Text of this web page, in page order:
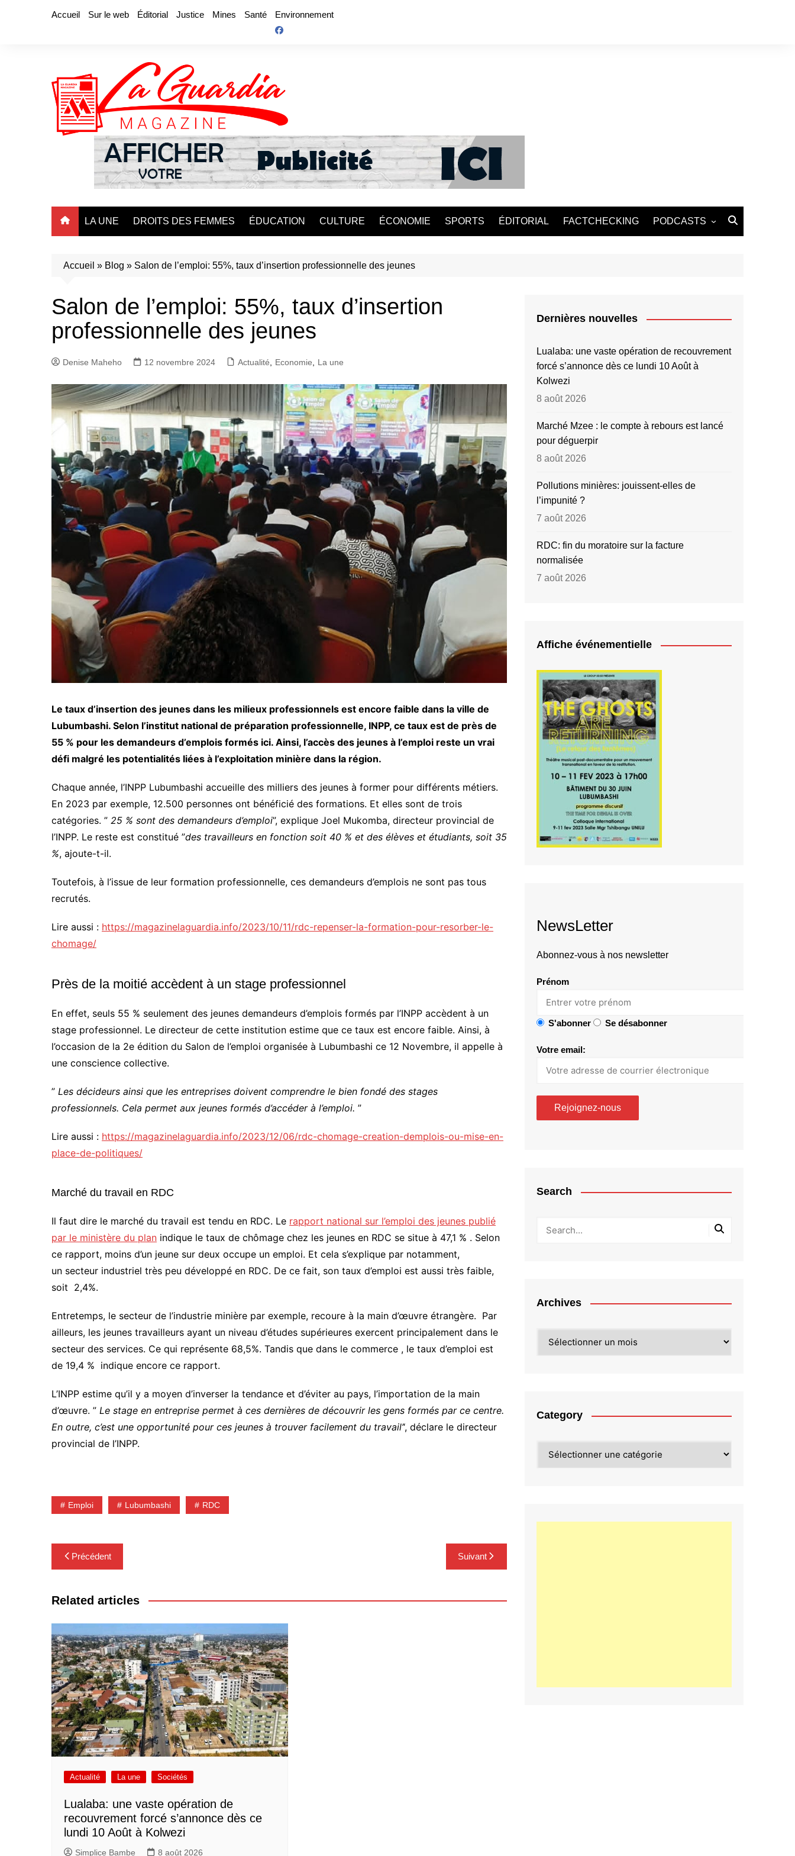
Accueil Sur le web Éditorial Justice Mines Santé Environnement
LA UNE DROITS DES FEMMES ÉDUCATION CULTURE ÉCONOMIE SPORTS ÉDITORIAL FACTCHECKING PODCASTS
Accueil » Blog » Salon de l’emploi: 55%, taux d’insertion professionnelle des jeunes
Salon de l’emploi: 55%, taux d’insertion
professionnelle des jeunes
Denise Maheho 12 novembre 2024 Actualité, Economie, La une
Le taux d’insertion des jeunes dans les milieux professionnels est encore faible dans la ville de
Lubumbashi. Selon l’institut national de préparation professionnelle, INPP, ce taux est de près de
55 % pour les demandeurs d’emplois formés ici. Ainsi, l’accès des jeunes à l’emploi reste un vrai
défi malgré les potentialités liées à l’exploitation minière dans la région.
Chaque année, l’INPP Lubumbashi accueille des milliers des jeunes à former pour différents métiers.
En 2023 par exemple, 12.500 personnes ont bénéficié des formations. Et elles sont de trois
catégories. ” 25 % sont des demandeurs d’emploi”, explique Joel Mukomba, directeur provincial de
l’INPP. Le reste est constitué ”des travailleurs en fonction soit 40 % et des élèves et étudiants, soit 35
%, ajoute-t-il.
Toutefois, à l’issue de leur formation professionnelle, ces demandeurs d’emplois ne sont pas tous
recrutés.
Lire aussi : https://magazinelaguardia.info/2023/10/11/rdc-repenser-la-formation-pour-resorber-le-
chomage/
Près de la moitié accèdent à un stage professionnel
En effet, seuls 55 % seulement des jeunes demandeurs d’emplois formés par l’INPP accèdent à un
stage professionnel. Le directeur de cette institution estime que ce taux est encore faible. Ainsi, à
l’occasion de la 2e édition du Salon de l’emploi organisée à Lubumbashi ce 12 Novembre, il appelle à
une conscience collective.
” Les décideurs ainsi que les entreprises doivent comprendre le bien fondé des stages
professionnels. Cela permet aux jeunes formés d’accéder à l’emploi. ”
Lire aussi : https://magazinelaguardia.info/2023/12/06/rdc-chomage-creation-demplois-ou-mise-en-
place-de-politiques/
Marché du travail en RDC
Il faut dire le marché du travail est tendu en RDC. Le rapport national sur l’emploi des jeunes publié
par le ministère du plan indique le taux de chômage chez les jeunes en RDC se situe à 47,1 % . Selon
ce rapport, moins d’un jeune sur deux occupe un emploi. Et cela s’explique par notamment,
un secteur industriel très peu développé en RDC. De ce fait, son taux d’emploi est aussi très faible,
soit 2,4%.
Entretemps, le secteur de l’industrie minière par exemple, recoure à la main d’œuvre étrangère. Par
ailleurs, les jeunes travailleurs ayant un niveau d’études supérieures exercent principalement dans le
secteur des services. Ce qui représente 68,5%. Tandis que dans le commerce , le taux d’emploi est
de 19,4 % indique encore ce rapport.
L’INPP estime qu’il y a moyen d’inverser la tendance et d’éviter au pays, l’importation de la main
d’œuvre. ” Le stage en entreprise permet à ces dernières de découvrir les gens formés par ce centre.
En outre, c’est une opportunité pour ces jeunes à trouver facilement du travail’‘, déclare le directeur
provincial de l’INPP.
Emploi Lubumbashi RDC
Navigation
de
l’article
Précédent Suivant
Related articles
Actualité La une Sociétés
Lualaba: une vaste opération de
recouvrement forcé s’annonce dès ce
lundi 10 Août à Kolwezi
Simplice Bambe 8 août 2026
Dernières nouvelles
Lualaba: une vaste opération de recouvrement
forcé s’annonce dès ce lundi 10 Août à
Kolwezi
8 août 2026
Marché Mzee : le compte à rebours est lancé
pour déguerpir
8 août 2026
Pollutions minières: jouissent-elles de
l’impunité ?
7 août 2026
RDC: fin du moratoire sur la facture
normalisée
7 août 2026
Affiche événementielle
NewsLetter
Abonnez-vous à nos newsletter
Prénom
S'abonner Se désabonner
Votre email:
Search
Archives
Category